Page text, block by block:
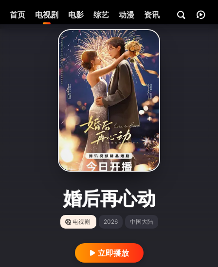
首页 电视剧 电影 综艺 动漫 资讯
婚后再心动
电视剧 2026 中国大陆
立即播放